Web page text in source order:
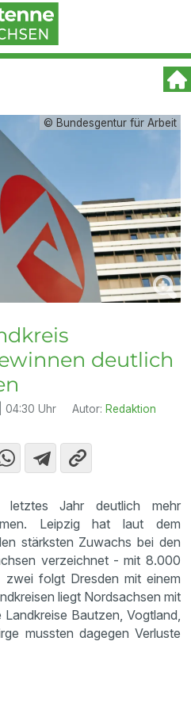
© Bundesgentur für Arbeit
deutlich
04:30 Uhr Autor: Redaktion
Jahr deutlich mehr
Leipzig hat laut dem
stärksten Zuwachs bei den
verzeichnet - mit 8.000
folgt Dresden mit einem
liegt Nordsachsen mit
Bautzen, Vogtland,
mussten dagegen Verluste